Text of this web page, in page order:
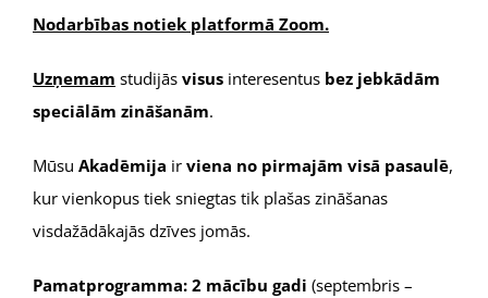
Nodarbības notiek platformā Zoom.
Uzņemam studijās visus interesentus bez jebkādām
speciālām zināšanām.
Mūsu Akadēmija ir viena no pirmajām visā pasaulē,
kur vienkopus tiek sniegtas tik plašas zināšanas
visdažādākajās dzīves jomās.
Pamatprogramma: 2 mācību gadi (septembris –